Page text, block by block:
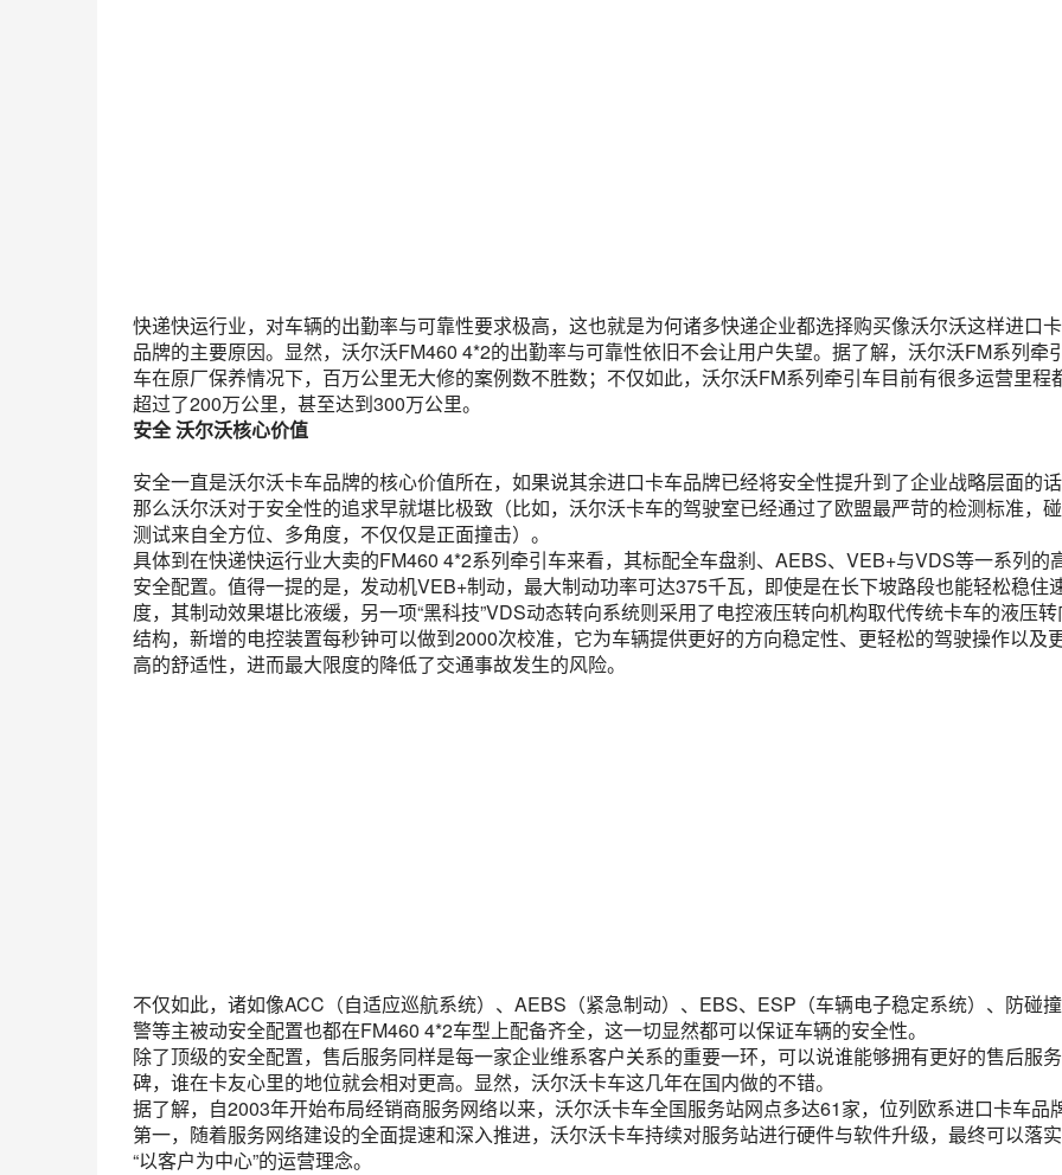
快递快运行业，对车辆的出勤率与可靠性要求极高，这也就是为何诸多快递企业都选择购买像沃尔沃这样进口
品牌的主要原因。显然，沃尔沃FM460 4*2的出勤率与可靠性依旧不会让用户失望。据了解，沃尔沃FM系列牵
车在原厂保养情况下，百万公里无大修的案例数不胜数；不仅如此，沃尔沃FM系列牵引车目前有很多运营里程
超过了200万公里，甚至达到300万公里。
安全 沃尔沃核心价值
安全一直是沃尔沃卡车品牌的核心价值所在，如果说其余进口卡车品牌已经将安全性提升到了企业战略层面的话
那么沃尔沃对于安全性的追求早就堪比极致（比如，沃尔沃卡车的驾驶室已经通过了欧盟最严苛的检测标准，
测试来自全方位、多角度，不仅仅是正面撞击）。
具体到在快递快运行业大卖的FM460 4*2系列牵引车来看，其标配全车盘刹、AEBS、VEB+与VDS等一系列的
安全配置。值得一提的是，发动机VEB+制动，最大制动功率可达375千瓦，即使是在长下坡路段也能轻松稳住
度，其制动效果堪比液缓，另一项“黑科技”VDS动态转向系统则采用了电控液压转向机构取代传统卡车的液压转
结构，新增的电控装置每秒钟可以做到2000次校准，它为车辆提供更好的方向稳定性、更轻松的驾驶操作以及
高的舒适性，进而最大限度的降低了交通事故发生的风险。
不仅如此，诸如像ACC（自适应巡航系统）、AEBS（紧急制动）、EBS、ESP（车辆电子稳定系统）、防碰
警等主被动安全配置也都在FM460 4*2车型上配备齐全，这一切显然都可以保证车辆的安全性。
除了顶级的安全配置，售后服务同样是每一家企业维系客户关系的重要一环，可以说谁能够拥有更好的售后服
碑，谁在卡友心里的地位就会相对更高。显然，沃尔沃卡车这几年在国内做的不错。
据了解，自2003年开始布局经销商服务网络以来，沃尔沃卡车全国服务站网点多达61家，位列欧系进口卡车品
第一，随着服务网络建设的全面提速和深入推进，沃尔沃卡车持续对服务站进行硬件与软件升级，最终可以落实
“以客户为中心”的运营理念。